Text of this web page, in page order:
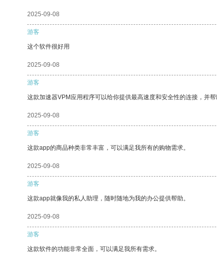
2025-09-08
游客
这个软件很好用
2025-09-08
游客
这款加速器VPM应用程序可以给你提供最高速度和安全性的连接，并帮
2025-09-08
游客
这款app的商品种类非常丰富，可以满足我所有的购物需求。
2025-09-08
游客
这款app就像我的私人助理，随时随地为我的办公提供帮助。
2025-09-08
游客
这款软件的功能非常全面，可以满足我所有需求。